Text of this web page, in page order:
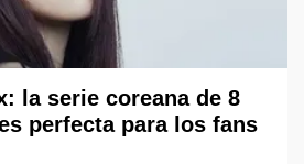
la serie coreana de 8
perfecta para los fans